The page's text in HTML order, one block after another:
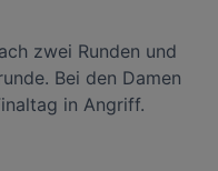
zwei Runden und
Bei den Damen
in Angriff.
Daten, um
zur Identifikation